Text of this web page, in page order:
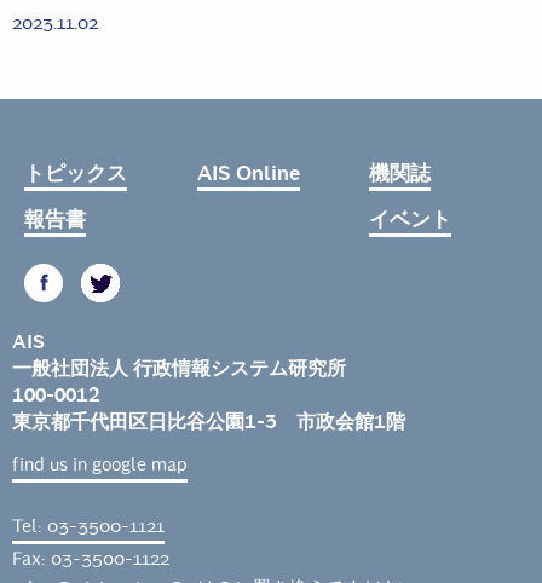
2023.11.02
トピックス AIS Online
機関誌
報告書
イベント
AIS
一般社団法人 行政情報システム研究所
100-0012
東京都千代田区日比谷公園1-3 市政会館1階
find us in google map
Tel: 03-3500-1121
Fax: 03-3500-1122